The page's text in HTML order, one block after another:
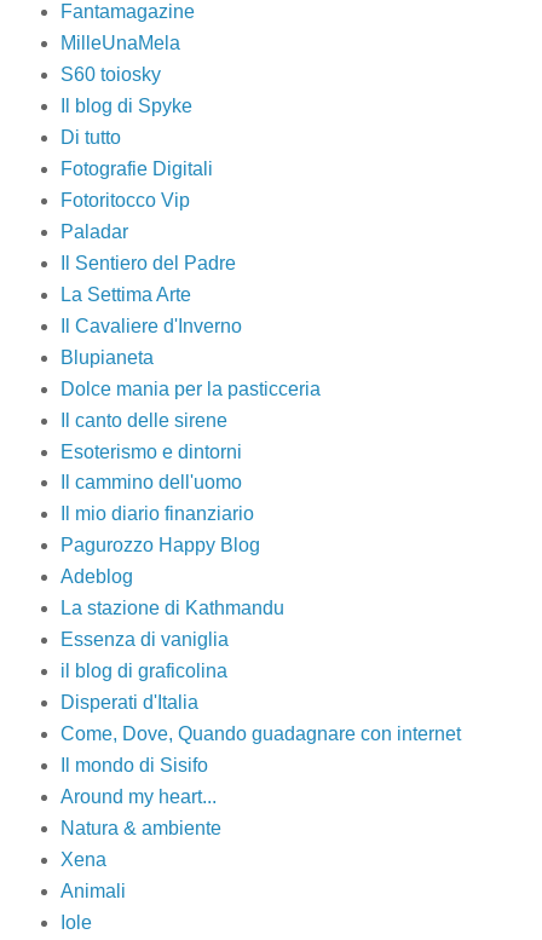
Fantamagazine
MilleUnaMela
S60 toiosky
Il blog di Spyke
Di tutto
Fotografie Digitali
Fotoritocco Vip
Paladar
Il Sentiero del Padre
La Settima Arte
Il Cavaliere d'Inverno
Blupianeta
Dolce mania per la pasticceria
Il canto delle sirene
Esoterismo e dintorni
Il cammino dell'uomo
Il mio diario finanziario
Pagurozzo Happy Blog
Adeblog
La stazione di Kathmandu
Essenza di vaniglia
il blog di graficolina
Disperati d'Italia
Come, Dove, Quando guadagnare con internet
Il mondo di Sisifo
Around my heart...
Natura & ambiente
Xena
Animali
Iole